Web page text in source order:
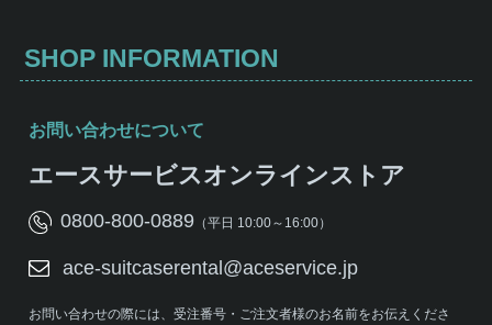
SHOP INFORMATION
お問い合わせについて
エースサービスオンラインストア
0800-800-0889（平日 10:00～16:00）
ace-suitcaserental@aceservice.jp
お問い合わせの際には、受注番号・ご注文者様のお名前をお伝えくださ